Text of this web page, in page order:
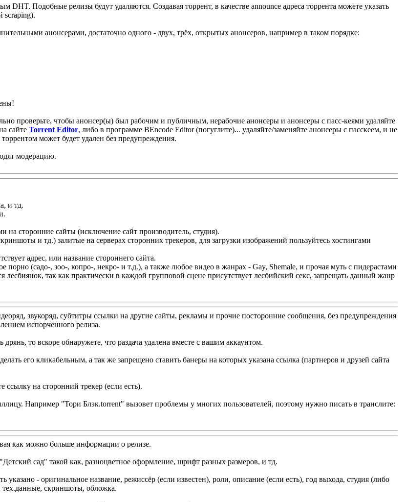
DHT. Подобные релизы будут удаляются. Создавая торрент, в качестве announce адреса торрента можете указать
scraping).
анонсерами, достаточно одного - двух, трёх, открытых анонсеров, например в таком порядке:
проверьте, чтобы анонсер(ы) был рабочим и публичным, нерабочие анонсеры и анонсеры с пасс-кеями удаляйте
сайте Torrent Editor, либо в программе BEncode Editor (погуглите)... удаляйте/заменяйте анонсеры с пасскеем, и не
может будет удален без предупреждения.
модерацию.
и тд.
сторонние сайты (исключение сайт производитель, студия).
и тд.) залитые на серверах сторонних трекеров, для загрузки изображений пользуйтесь хостингами
адрес, или название стороннего сайта.
порно (садо-, зоо-, копро-, некро- и т.д.), а также любое видео в жанрах - Gay, Shemale, и прочая муть с пидерастами
лесбиянок, так как практически в каждой групповой сцене присутствует лесбийский секс, запрещать данный жанр
звукоряд, субтитры ссылки на другие сайты, рекламы и прочие посторонние сообщения, без предупреждения
испорченного релиза.
то вскоре обнаружете, что раздача удалена вместе с вашим аккаунтом.
его кликабельным, а так же запрещено ставить банеры на которых указана ссылка (партнеров и друзей сайта
ссылку на сторонний трекер (если есть).
Например "Тори Блэк.torrent" вызовет проблемы у многих пользователей, поэтому нужно писать в транслите:
как можно больше информации о релизе.
сад" такой как, разноцветное оформление, шрифт разных размеров, и тд.
- оригинальное название, режиссёр (если известен), роли, описание (если есть), год выхода, студия (либо
тех.данные, скриншоты, обложка.